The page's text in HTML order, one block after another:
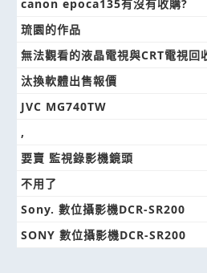
canon epoca135有沒有收購?
琉園的作品
無法觀看的液晶電視與CRT電視回
汰換軟體出售報價
JVC MG740TW
,
要賣 監視錄影機鏡頭
不用了
Sony. 數位攝影機DCR-SR200
SONY 數位攝影機DCR-SR200